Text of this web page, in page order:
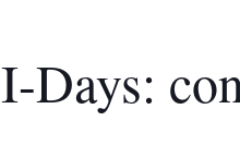
I-Days: